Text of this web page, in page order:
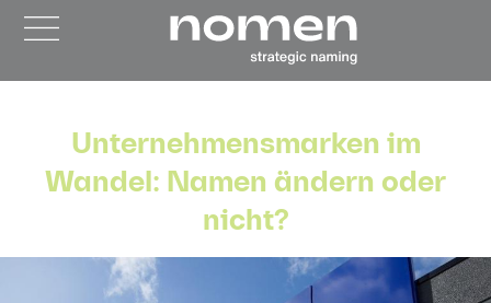
Unternehmensmarken im
Wandel: Namen ändern oder
nicht?